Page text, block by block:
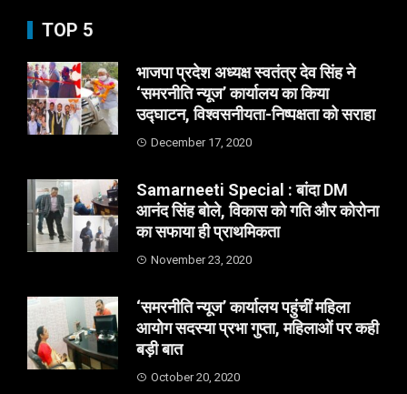
TOP 5
भाजपा प्रदेश अध्यक्ष स्वतंत्र देव सिंह ने
‘समरनीति न्यूज’ कार्यालय का किया
उद्घाटन, विश्वसनीयता-निष्पक्षता को सराहा
December 17, 2020
Samarneeti Special : बांदा DM
आनंद सिंह बोले, विकास को गति और कोरोना
का सफाया ही प्राथमिकता
November 23, 2020
‘समरनीति न्यूज’ कार्यालय पहुंचीं महिला
आयोग सदस्या प्रभा गुप्ता, महिलाओं पर कही
बड़ी बात
October 20, 2020